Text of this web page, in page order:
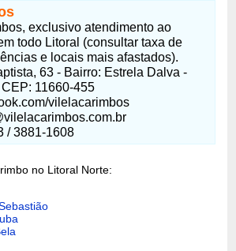
exclusivo atendimento ao
todo Litoral (consultar taxa de
e locais mais afastados).
63 - Bairro: Estrela Dalva -
11660-455
vilelacarimbos
/ 3881-1608
no Litoral Norte: